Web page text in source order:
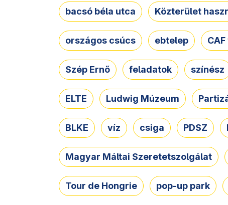
bacsó béla utca Közterület
országos csúcs ebtelep
Szép Ernő feladatok színész
ELTE Ludwig Múzeum
BLKE víz csiga PDSZ
Magyar Máltai Szeretetszolgálat
Tour de Hongrie pop-up park